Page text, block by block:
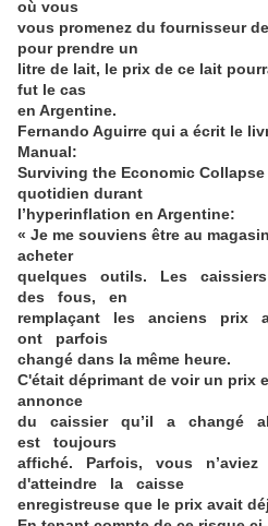
où vous
vous promenez du fournisseur
pour prendre un
litre de lait, le prix de ce lait
fut le cas
en Argentine.
Fernando Aguirre qui a écrit le
Manual:
Surviving the Economic
quotidien durant
l’hyperinflation en Argentine:
« Je me souviens être au
acheter
quelques outils. Les
des fous, en
remplaçant les anciens prix
ont parfois
changé dans la même heure.
C'était déprimant de voir un prix
annonce
du caissier qu’il a changé
est toujours
affiché. Parfois, vous
d'atteindre la caisse
enregistreuse que le prix avait